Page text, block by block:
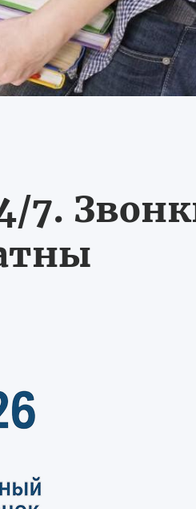
7.